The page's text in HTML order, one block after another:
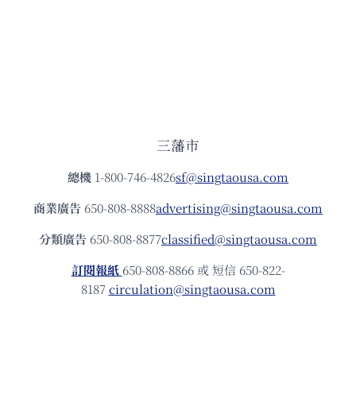
三藩市
總機 1-800-746-4826sf@singtaousa.com
商業廣告 650-808-8888advertising@singtaousa.com
分類廣告 650-808-8877classified@singtaousa.com
訂閱報紙 650-808-8866 或 短信 650-822-
8187circulation@singtaousa.com